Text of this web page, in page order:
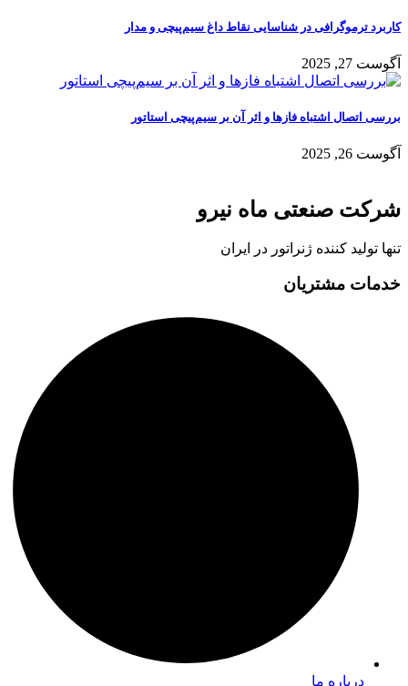
کاربرد ترموگرافی در شناسایی نقاط داغ سیم‌پیچی و مدار
آگوست 27, 2025
بررسی اتصال اشتباه فازها و اثر آن بر سیم‌پیچی استاتور
آگوست 26, 2025
شرکت صنعتی ماه نیرو
تنها تولید کننده ژنراتور در ایران
خدمات مشتریان
درباره ما